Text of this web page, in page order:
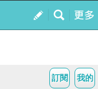
我的
訂閱